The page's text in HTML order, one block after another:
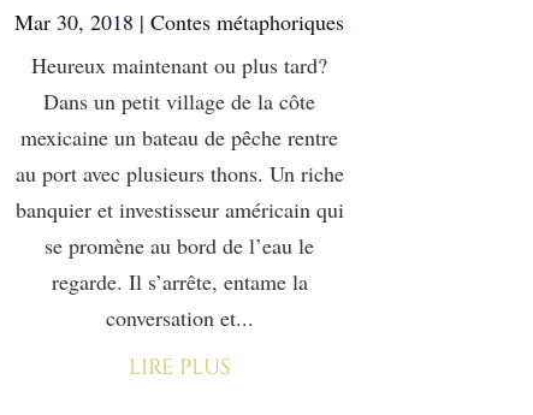
Mar 30, 2018 |Contes métaphoriques
Heureux maintenant ou plus tard?
Dans un petit village de la côte
mexicaine un bateau de pêche rentre
au port avec plusieurs thons. Un riche
banquier et investisseur américain qui
se promène au bord de l’eau le
regarde. Il s’arrête, entame la
conversation et...
lire plus